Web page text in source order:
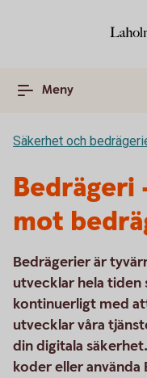
Meny
Säkerhet och
Bedrägeri
mot
Bedrägerier är
utvecklar hela tiden
kontinuerligt med
utvecklar våra
din digitala
koder eller använda